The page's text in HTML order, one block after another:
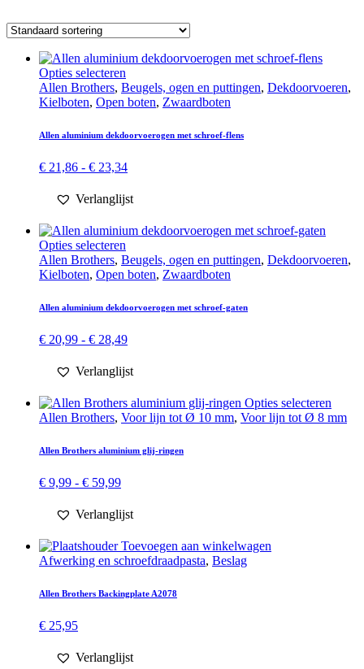
Opties selecteren
product
heeft
variaties.
optie
kan
worden
de
productpagina
Allen Brothers, Beugels, ogen en puttingen, Dekdoorvoeren,
Kielboten, Open boten, Zwaard­boten
Allen aluminium dek­doorvoer­ogen met schroef-flens
€ 21,86 - € 23,34Prijsklasse:
tot
Verlanglijst
Opties selecteren
product
heeft
variaties.
optie
kan
worden
de
productpagina
Allen Brothers, Beugels, ogen en puttingen, Dekdoorvoeren,
Kielboten, Open boten, Zwaard­boten
Allen aluminium dek­doorvoer­ogen met schroef-gaten
€ 20,99 - € 28,49Prijsklasse:
tot
Verlanglijst
Opties selecteren
Allen Brothers, Voor lijn tot Ø 10 mm, Voor lijn tot Ø 8 mm
Allen Brothers aluminium glij-ringen
€ 9,99 - € 59,99Prijsklasse:
tot
€ 59,99
Verlanglijst
Toevoegen aan winkelwagen
Afwerking en schroef­draad­pasta, Beslag
Allen Brothers Backingplate A2078
€ 25,95
Verlanglijst